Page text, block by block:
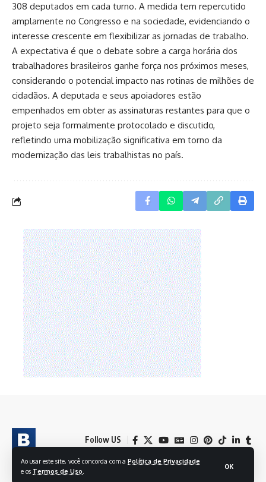
Ao usar este site, você concorda com a Política de Privacidade
e os Termos de Uso
OK
308 deputados em cada turno. A medida tem repercutido
amplamente no Congresso e na sociedade, evidenciando o
interesse crescente em flexibilizar as jornadas de trabalho.
A expectativa é que o debate sobre a carga horária dos
trabalhadores brasileiros ganhe força nos próximos meses,
considerando o potencial impacto nas rotinas de milhões de
cidadãos. A deputada e seus apoiadores estão
empenhados em obter as assinaturas restantes para que o
projeto seja formalmente protocolado e discutido,
refletindo uma mobilização significativa em torno da
modernização das leis trabalhistas no país.
Follow US
© 2024 BRASIL EM FOLHAS S/A